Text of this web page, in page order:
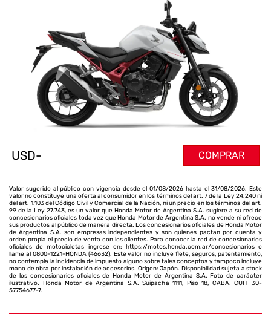
USD- COMPRAR
Valor sugerido al público con vigencia desde el 01/08/2026 hasta el 31/08/2026. Este
valor no constituye una oferta al consumidor en los términos del art. 7 de la Ley 24.240 ni
del art. 1.103 del Código Civil y Comercial de la Nación, ni un precio en los términos del art.
99 de la Ley 27.743, es un valor que Honda Motor de Argentina S.A. sugiere a su red de
concesionarios oficiales toda vez que Honda Motor de Argentina S.A. no vende ni ofrece
sus productos al público de manera directa. Los concesionarios oficiales de Honda Motor
de Argentina S.A. son empresas independientes y son quienes pactan por cuenta y
orden propia el precio de venta con los clientes. Para conocer la red de concesionarios
oficiales de motocicletas ingrese en: https://motos.honda.com.ar/concesionarios o
llame al 0800-1221-HONDA (46632). Este valor no incluye flete, seguros, patentamiento,
no contempla la incidencia de impuesto alguno sobre tales conceptos y tampoco incluye
mano de obra por instalación de accesorios. Origen: Japón. Disponibilidad sujeta a stock
de los concesionarios oficiales de Honda Motor de Argentina S.A. Foto de carácter
ilustrativo. Honda Motor de Argentina S.A. Suipacha 1111, Piso 18, CABA. CUIT 30-
57754677-7.